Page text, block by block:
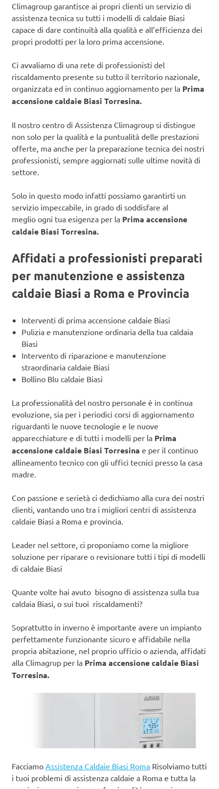
Climagroup garantisce ai propri clienti un servizio di
assistenza tecnica su tutti i modelli di caldaie Biasi
capace di dare continuità alla qualità e all’efficienza dei
propri prodotti per la loro prima accensione.
Ci avvaliamo di una rete di professionisti del
riscaldamento presente su tutto il territorio nazionale,
organizzata ed in continuo aggiornamento per la Prima
accensione caldaie Biasi Torresina.
Il nostro centro di Assistenza Climagroup si distingue
non solo per la qualità e la puntualità delle prestazioni
offerte, ma anche per la preparazione tecnica dei nostri
professionisti, sempre aggiornati sulle ultime novità di
settore.
Solo in questo modo infatti possiamo garantirti un
servizio impeccabile, in grado di soddisfare al
meglio ogni tua esigenza per la Prima accensione
caldaie Biasi Torresina.
Affidati a professionisti preparati
per manutenzione e assistenza
caldaie Biasi a Roma e Provincia
Interventi di prima accensione caldaie Biasi
Pulizia e manutenzione ordinaria della tua caldaia
Biasi
Intervento di riparazione e manutenzione
straordinaria caldaie Biasi
Bollino Blu caldaie Biasi
La professionalità del nostro personale è in continua
evoluzione, sia per i periodici corsi di aggiornamento
riguardanti le nuove tecnologie e le nuove
apparecchiature e di tutti i modelli per la Prima
accensione caldaie Biasi Torresina e per il continuo
allineamento tecnico con gli uffici tecnici presso la casa
madre.
Con passione e serietà ci dedichiamo alla cura dei nostri
clienti, vantando uno tra i migliori centri di assistenza
caldaie Biasi a Roma e provincia.
Leader nel settore, ci proponiamo come la migliore
soluzione per riparare o revisionare tutti i tipi di modelli
di caldaie Biasi
Quante volte hai avuto bisogno di assistenza sulla tua
caldaia Biasi, o sui tuoi riscaldamenti?
Soprattutto in inverno è importante avere un impianto
perfettamente funzionante sicuro e affidabile nella
propria abitazione, nel proprio ufficio o azienda, affidati
alla Climagrup per la Prima accensione caldaie Biasi
Torresina.
Facciamo Assistenza Caldaie Biasi Roma Risolviamo tutti
i tuoi problemi di assistenza caldaie a Roma e tutta la